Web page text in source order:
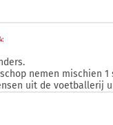
:
nemen mischien
uit de voetballerij